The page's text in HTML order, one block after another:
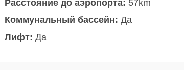
Расстояние до аэропорта: 57km
Коммунальный бассейн: Да
Лифт: Да